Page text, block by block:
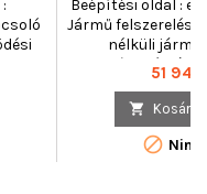
Beépítési oldal :
Jármű felszerelés
nélküli
cikk/kiegészítő
Kombinált
funkció nélkül,
Ár
51 945
 Kosárba
